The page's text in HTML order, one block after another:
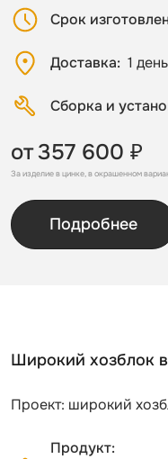
Срок
Доставка 1 день
Сборка и
от357 600 ₽
За изделие в цинке, в окрашенном
Подробнее
Широкий хозблок
Проект: широкий
Продукт